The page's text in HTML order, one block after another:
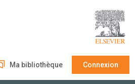
Ma bibliothèque Connexion